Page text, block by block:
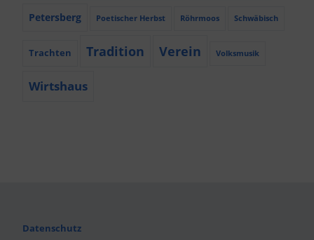
Petersberg Poetischer Herbst Röhrmoos Schwäbisch
Trachten Tradition Verein Volksmusik
Wirtshaus
Datenschutz